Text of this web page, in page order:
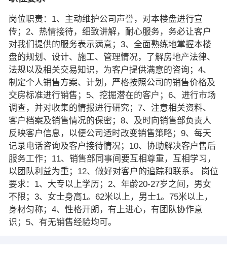
岗位职责：1、主动维护公司声誉，对本楼盘进行宣
传；2、热情接待，细致讲解，耐心服务，务必让客户
对我们提供的服务表示满意；3、全面熟练地掌握本楼
盘的规划、设计、施工、管理情况，了解房地产法律、
法规以及相关交易知识，为客户提供满意的咨询；4、
制定个人销售方案、计划，严格按照公司的销售价格及
交房标准进行销售；5、挖掘潜在的客户；6、进行市场
调查，并对收集的情报进行研究；7、注意相关资料、
客户档案及销售情况的保密；8、及时向销售部负责人
反映客户信息，以便公司适时改变销售策略；9、每天
记录电话咨询及客户接待情况；10、协助解决客户售后
服务工作；11、销售部同事间要互相尊重，互相学习，
以团队利益为重；12、做好对客户的追踪和联系。 岗位
要求：1、大专以上学历；2、年龄20-27岁之间，男女
不限；3、女士身高1。62米以上，男士1。75米以上，
身材匀称；4、性格开朗，有上进心，有团队协作意
识；5、有无销售经验均可。